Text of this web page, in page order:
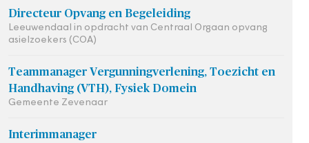
Directeur Opvang en Begeleiding
Leeuwendaal in opdracht van Centraal Orgaan opvang
asielzoekers (COA)
Teammanager Vergunningverlening, Toezicht en
Handhaving (VTH), Fysiek Domein
Gemeente Zevenaar
Interimmanager